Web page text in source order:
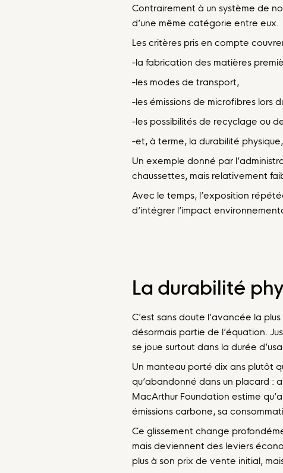
Contrairement à un système de
d’une même catégorie entre eux.
Les critères pris en compte
-la fabrication des matières
-les modes de transport,
-les émissions de microfibres lors
-les possibilités de recyclage ou
-et, à terme, la durabilité
Un exemple donné par
chaussettes, mais relativement
Avec le temps, l’exposition
d’intégrer l’impact
La durabilité
C’est sans doute l’avancée la
désormais partie de l’équation.
se joue surtout dans la durée
Un manteau porté dix ans plutôt
qu’abandonné dans un placard :
MacArthur Foundation estime
émissions carbone, sa
Ce glissement change
mais deviennent des leviers
plus à son prix de vente initial,